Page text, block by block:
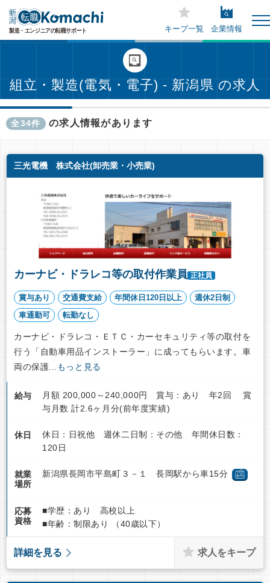
キープ一覧 企業情報
組立・製造(電気・電子) - 新潟県 の求人
全34件 の求人情報があります
三光電機 株式会社(卸売業・小売業)
カーナビ・ドラレコ等の取付作業員 正社員
賞与あり 交通費支給 年間休日120日以上
週休2日制
車通勤可
転勤なし
カーナビ・ドラレコ・ＥＴＣ・カーセキュリティ等の取付を
行う「自動車用品インストーラー」に成ってもらいます。車
両の保護... もっと見る
給与
月額 200,000～240,000円 賞与：あり 年2回 賞
与月数 計2.6ヶ月分(前年度実績)
休日
休日：日祝他 週休二日制：その他 年間休日数：
120日
就業
場所
新潟県長岡市平島町３－１ 長岡駅から車15分
応募
資格
■学歴：あり 高校以上
■年齢：制限あり （40歳以下）
詳細を見る 求人をキープ